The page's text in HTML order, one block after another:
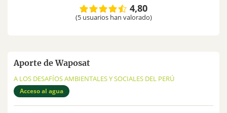
4,80
(5 usuarios han valorado)
Aporte de Waposat
A LOS DESAFÍOS AMBIENTALES Y SOCIALES DEL PERÚ
Acceso al agua